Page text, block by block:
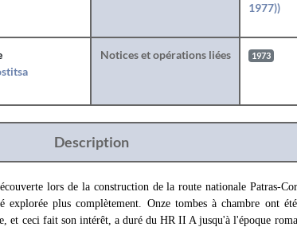
1977))
Notices et opérations liées 1973
Description
lors de la construction de la route nationale Patras-
plus complètement. Onze tombes à chambre ont
et ceci fait son intérêt, a duré du HR II A jusqu'à l'époque